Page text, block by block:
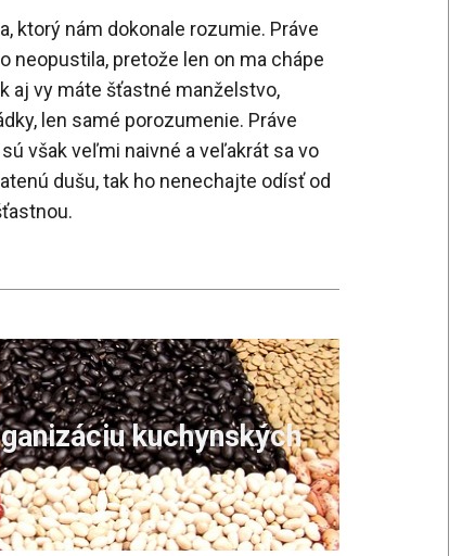
ktorý nám dokonale rozumie. Práve
neopustila, pretože len on ma chápe
aj vy máte šťastné manželstvo,
len samé porozumenie. Práve
však veľmi naivné a veľakrát sa vo
dušu, tak ho nenechajte odísť od
kuchynských